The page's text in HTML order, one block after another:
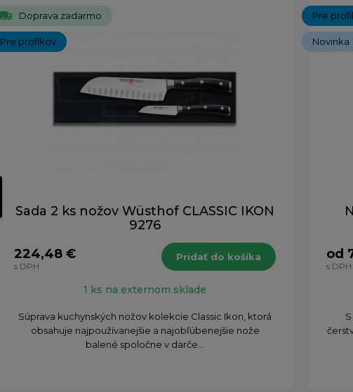
Doprava zadarmo
Pre profíkov
Sada 2 ks nožov Wüsthof CLASSIC IKON
9276
224,48 €
s DPH
Pridať do košíka
1 ks na externom sklade
Súprava kuchynských nožov kolekcie Classic Ikon, ktorá
obsahuje najpoužívanejšie a najobľúbenejšie nože
balené spoločne v darče...
Pre
Novinka
od
s DPH